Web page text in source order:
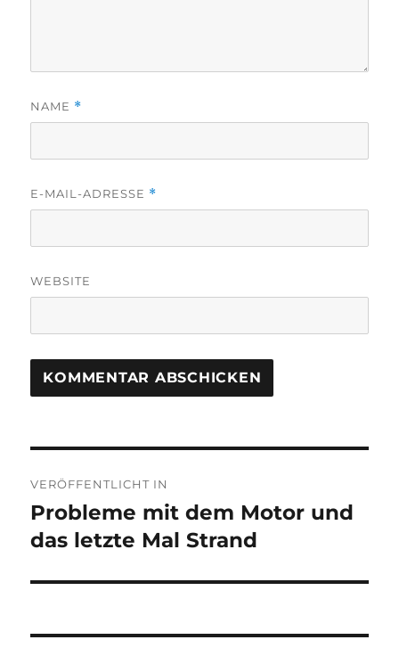
NAME *
E-MAIL-ADRESSE *
WEBSITE
VERÖFFENTLICHT IN
Probleme mit dem Motor und
das letzte Mal Strand